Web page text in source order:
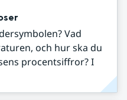
Vad
och hur ska du
procentsiffror? I